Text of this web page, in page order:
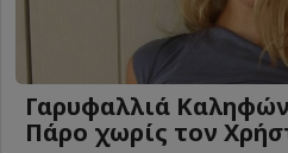
Γαρυφαλλιά
Πάρο χωρίς τον